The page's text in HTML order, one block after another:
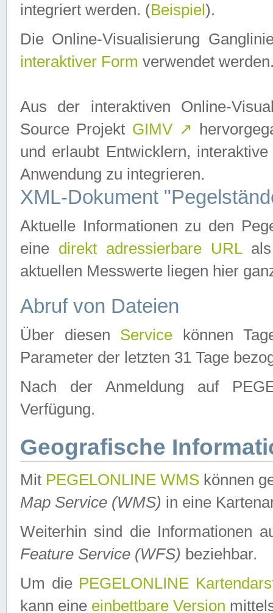
integriert werden. (Beispiel ).
Die Online-Visualisierung
interaktiver Form verwendet
Aus der interaktiven Online-
Source Projekt GIMV ↗
und erlaubt Entwicklern,
Anwendung zu integrieren.
XML-Dokument
Aktuelle Informationen zu den
eine direkt adressierbare URLals
aktuellen Messwerte liegen hier
Abruf von Dateien
Über diesen Service können
Parameter der letzten 31 Tage
Nach der Anmeldung auf
Verfügung.
Geografische
Mit PEGELONLINE WMS können
Map Service (WMS) in eine
Weiterhin sind die Informationen
Feature Service (WFS) beziehbar.
Um die PEGELONLINE
kann eine einbettbare Version